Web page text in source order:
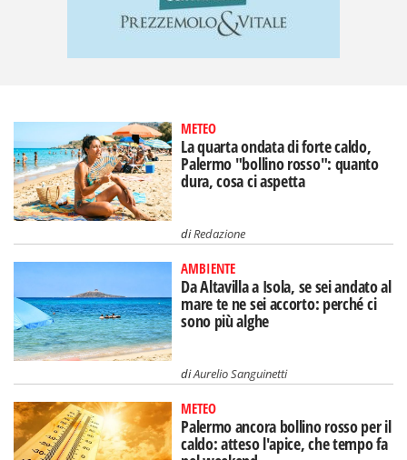
METEO
La quarta ondata di forte caldo,
Palermo "bollino rosso": quanto
dura, cosa ci aspetta
diRedazione
AMBIENTE
Da Altavilla a Isola, se sei andato al
mare te ne sei accorto: perché ci
sono più alghe
diAurelio Sanguinetti
METEO
Palermo ancora bollino rosso per il
caldo: atteso l'apice, che tempo fa